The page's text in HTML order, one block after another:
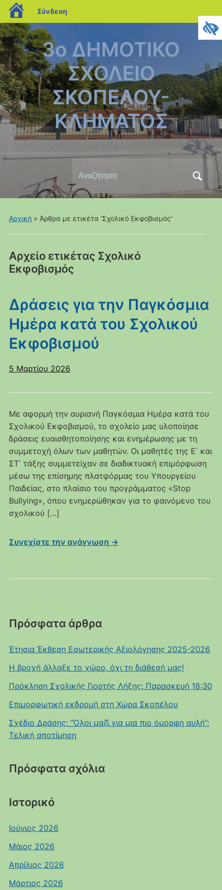
blogs.sch.gr
Σύνδεση
3ο ΔΗΜΟΤΙΚΟ
ΣΧΟΛΕΙΟ
ΣΚΟΠΕΛΟΥ-
ΚΛΗΜΑΤΟΣ
για:
Αρχική » Άρθρα με ετικέτα 'Σχολικό Εκφοβισμός'
Αρχείο ετικέτας Σχολικό
Εκφοβισμός
Πρόσφατα άρθρα
Έτησια Έκθεση Εσωτερικής Αξιολόγησης 2025-2026
Η βροχή άλλαξε το χώρο, όχι τη διάθεσή μας!
Πρόκληση Σχολικής Γιορτής Λήξης: Παρασκευή 18:30
Επιμορφωτική εκδρομή στη Χώρα Σκοπέλου
Σχέδιο Δράσης: “Όλοι μαζί για μια πιο όμορφη αυλή”:
Τελική αποτίμηση
Πρόσφατα σχόλια
Ιστορικό
Ιούνιος 2026
Μάιος 2026
Απρίλιος 2026
Μάρτιος 2026
Δράσεις για την Παγκόσμια
Ημέρα κατά του Σχολικού
Εκφοβισμού
5 Μαρτίου 2026
Με αφορμή την αυριανή Παγκόσμια Ημέρα κατά του
Σχολικού Εκφοβισμού, το σχολείο μας υλοποίησε
δράσεις ευαισθητοποίησης και ενημέρωσης με τη
συμμετοχή όλων των μαθητών. Οι μαθητές της Ε΄ και
ΣΤ΄ τάξης συμμετείχαν σε διαδικτυακή επιμόρφωση
μέσω της επίσημης πλατφόρμας του Υπουργείου
Παιδείας, στο πλαίσιο του προγράμματος «Stop
Bullying», όπου ενημερώθηκαν για το φαινόμενο του
σχολικού […]
Συνεχίστε την ανάγνωση →